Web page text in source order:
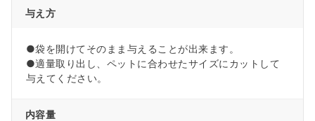
与え方
●袋を開けてそのまま与えることが出来ます。
●適量取り出し、ペットに合わせたサイズにカットして
与えてください。
内容量